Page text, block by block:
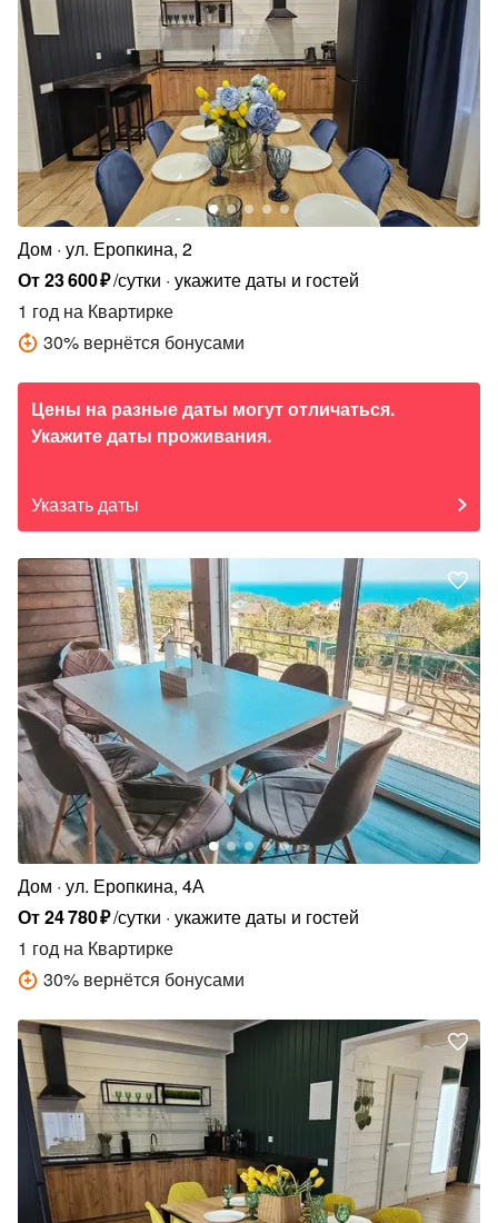
Дом ул. Еропкина, 2
От23600₽/сутки укажите даты и гостей
1 год на Квартирке
30% вернётся бонусами
Цены на разные даты могут отличаться.
Укажите даты проживания.
Указать даты
Дом ул. Еропкина, 4А
От24780₽/сутки укажите даты и гостей
1 год на Квартирке
30% вернётся бонусами